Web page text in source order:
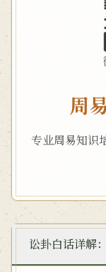
周
专业周易知识
讼卦白话详解：